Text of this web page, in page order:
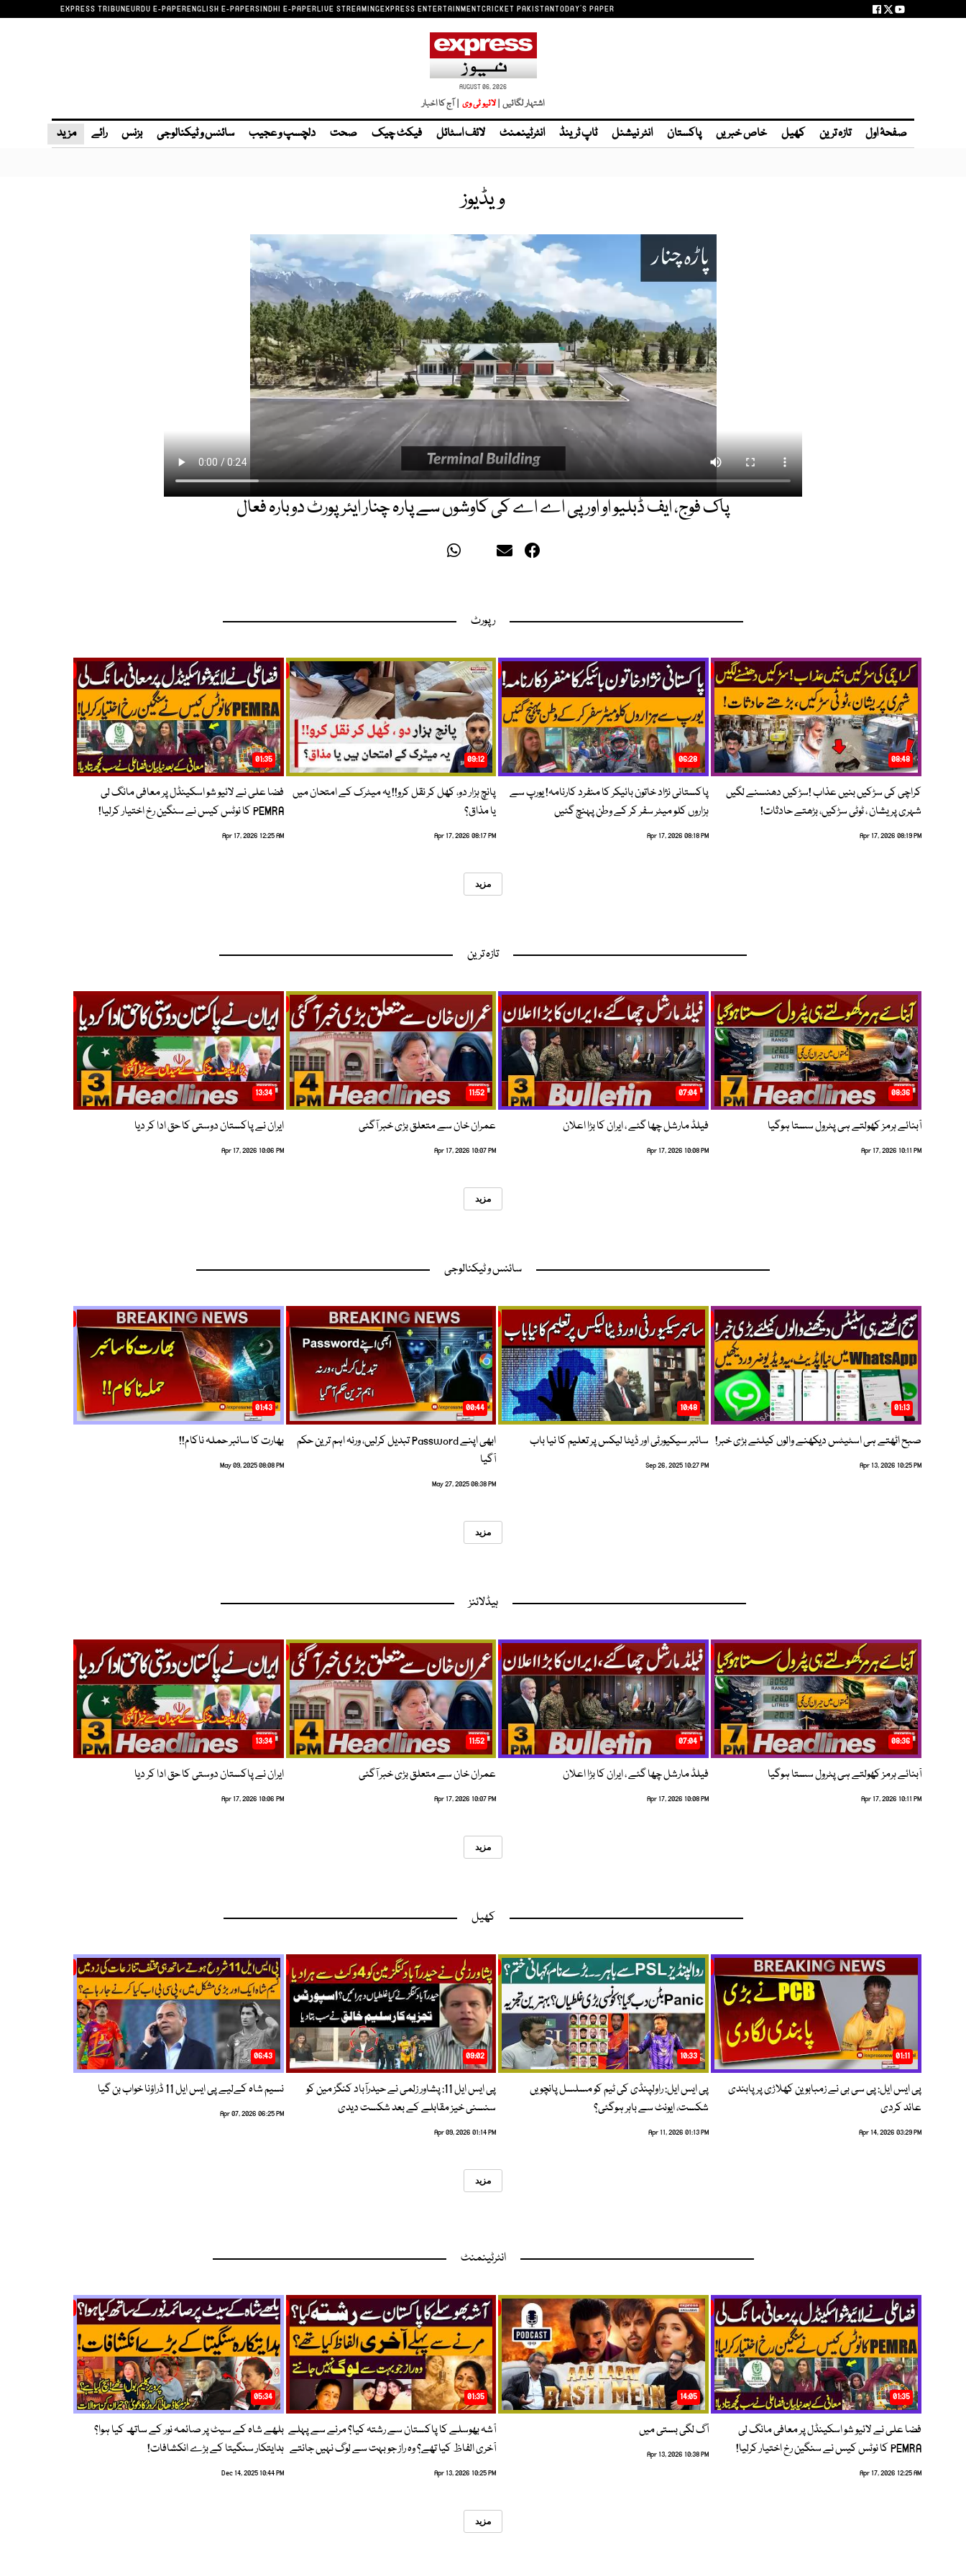
EXPRESS TRIBUNEURDU E-PAPERENGLISH E-PAPERSINDHI E-PAPERLIVE STREAMINGEXPRESS ENTERTAINMENTCRICKET PAKISTANTODAY'S PAPER
AUGUST 06, 2026
اشتہار لگائیں | | آج کا اخبار
صفحۂ اول تازہ ترین کھیل خاص خبریں پاکستان انٹر نیشنل ٹاپ ٹرینڈ انٹرٹینمنٹ لائف اسٹائل فیکٹ چیک صحت دلچسپ و عجیب سائنس و ٹیکنالوجی بزنس رائے مزید
ویڈیوز
پاک فوج، ایف ڈبلیو او اور پی اے اے کی کاوشوں سے پارہ چنار ایئرپورٹ دوبارہ فعال
رپورٹ
08:48
کراچی کی سڑکیں بنیں عذاب !سڑکیں دھنسنے لگیں
شہری پریشان ، ٹوٹی سڑکیں، بڑھتے حادثات!
Apr 17, 2026 08:19 PM
06:28
پاکستانی نژاد خاتون بائیکر کا منفرد کارنامہ! یورپ سے
ہزاروں کلو میٹر سفر کر کے وطن پہنچ گئیں
Apr 17, 2026 08:18 PM
09:12
پانچ ہزار دو، کھل کر نقل کرو!! یہ میٹرک کے امتحان میں
یا مذاق؟
Apr 17, 2026 08:17 PM
01:35
فضا علی نے لائیو شو اسکینڈل پر معافی مانگ لی
PEMRA کا نوٹس کیس نے سنگین رخ اختیار کرلیا!
Apr 17, 2026 12:25 AM
مزید
تازہ ترین
08:36
آبنائے ہرمز کھولتے ہی پٹرول سستا ہوگیا
Apr 17, 2026 10:11 PM
07:04
فیلڈ مارشل چھا گئے ، ایران کا بڑا اعلان
Apr 17, 2026 10:08 PM
11:52
عمران خان سے متعلق بڑی خبر آگئی
Apr 17, 2026 10:07 PM
13:34
ایران نے پاکستان دوستی کا حق ادا کر دیا
Apr 17, 2026 10:06 PM
مزید
سائنس و ٹیکنالوجی
01:13
صبح اٹھتے ہی اسٹیٹس دیکھنے والوں کیلئے بڑی خبر!
Apr 13, 2026 10:25 PM
10:48
سائبر سیکیورٹی اور ڈیٹا لیکس پر تعلیم کا نیا باب
Sep 26, 2025 10:27 PM
00:44
ابھی اپنے Password تبدیل کرلیں، ورنہ اہم ترین حکم
آگیا
May 27, 2025 08:38 PM
01:43
بھارت کا سائبر حملہ ناکام!!
May 09, 2025 08:08 PM
مزید
ہیڈلائنز
08:36
آبنائے ہرمز کھولتے ہی پٹرول سستا ہوگیا
Apr 17, 2026 10:11 PM
07:04
فیلڈ مارشل چھا گئے ، ایران کا بڑا اعلان
Apr 17, 2026 10:08 PM
11:52
عمران خان سے متعلق بڑی خبر آگئی
Apr 17, 2026 10:07 PM
13:34
ایران نے پاکستان دوستی کا حق ادا کر دیا
Apr 17, 2026 10:06 PM
مزید
کھیل
01:11
پی ایس ایل: پی سی بی نے زمبابوین کھلاڑی پر پابندی
عائد کردی
Apr 14, 2026 03:29 PM
10:33
پی ایس ایل: راولپنڈی کی ٹیم کو مسلسل پانچویں
شکست، ایونٹ سے باہر ہوگئی؟
Apr 11, 2026 01:13 PM
09:02
پی ایس ایل 11: پشاور زلمی نے حیدرآباد کنگز مین کو
سنسنی خیز مقابلے کے بعد شکست دیدی
Apr 09, 2026 01:14 PM
06:43
نسیم شاہ کےلیے پی ایس ایل 11 ڈراؤنا خواب بن گیا
Apr 07, 2026 06:25 PM
مزید
انٹرٹینمنٹ
01:35
فضا علی نے لائیو شو اسکینڈل پر معافی مانگ لی
PEMRA کا نوٹس کیس نے سنگین رخ اختیار کرلیا!
Apr 17, 2026 12:25 AM
14:05
آگ لگی بستی میں
Apr 13, 2026 10:38 PM
01:35
آشہ بھوسلے کا پاکستان سے رشتہ کیا؟ مرنے سے پہلے
آخری الفاظ کیا تھے؟ وہ راز جو بہت سے لوگ نہیں جانتے
Apr 13, 2026 10:25 PM
05:34
بلھے شاہ کے سیٹ پر صائمہ نور کے ساتھ کیا ہوا؟
ہدایتکار سنگیتا کے بڑے انکشافات!
Dec 14, 2025 10:44 PM
مزید